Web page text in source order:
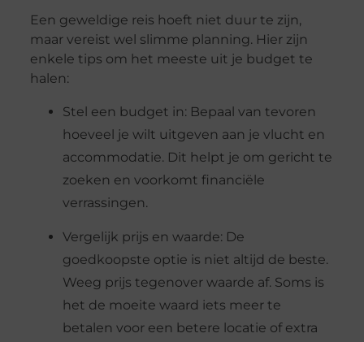
Een geweldige reis hoeft niet duur te zijn,
maar vereist wel slimme planning. Hier zijn
enkele tips om het meeste uit je budget te
halen:
Stel een budget in: Bepaal van tevoren
hoeveel je wilt uitgeven aan je vlucht en
accommodatie. Dit helpt je om gericht te
zoeken en voorkomt financiële
verrassingen.
Vergelijk prijs en waarde: De
goedkoopste optie is niet altijd de beste.
Weeg prijs tegenover waarde af. Soms is
het de moeite waard iets meer te
betalen voor een betere locatie of extra